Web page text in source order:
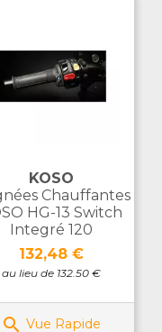
KOSO
Chauffantes
HG-13 Switch
Integré 120
Prix
132,48 €
au lieu de 132.50 €
 Vue Rapide